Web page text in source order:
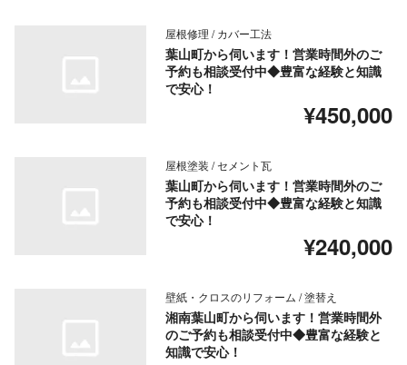
屋根修理 / カバー工法
葉山町から伺います！営業時間外のご
予約も相談受付中◆豊富な経験と知識
で安心！
¥450,000
屋根塗装 / セメント瓦
葉山町から伺います！営業時間外のご
予約も相談受付中◆豊富な経験と知識
で安心！
¥240,000
壁紙・クロスのリフォーム / 塗替え
湘南葉山町から伺います！営業時間外
のご予約も相談受付中◆豊富な経験と
知識で安心！